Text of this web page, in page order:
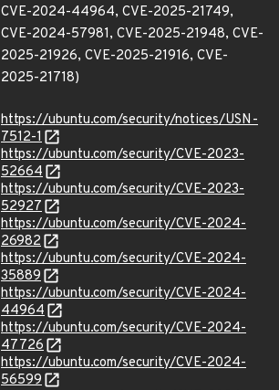
CVE-2024-44964, CVE-2025-21749,
CVE-2024-57981, CVE-2025-21948, CVE-
2025-21926, CVE-2025-21916, CVE-
2025-21718)
https://ubuntu.com/security/notices/USN-
7512-1
https://ubuntu.com/security/CVE-2023-
52664
https://ubuntu.com/security/CVE-2023-
52927
https://ubuntu.com/security/CVE-2024-
26982
https://ubuntu.com/security/CVE-2024-
35889
https://ubuntu.com/security/CVE-2024-
44964
https://ubuntu.com/security/CVE-2024-
47726
https://ubuntu.com/security/CVE-2024-
56599